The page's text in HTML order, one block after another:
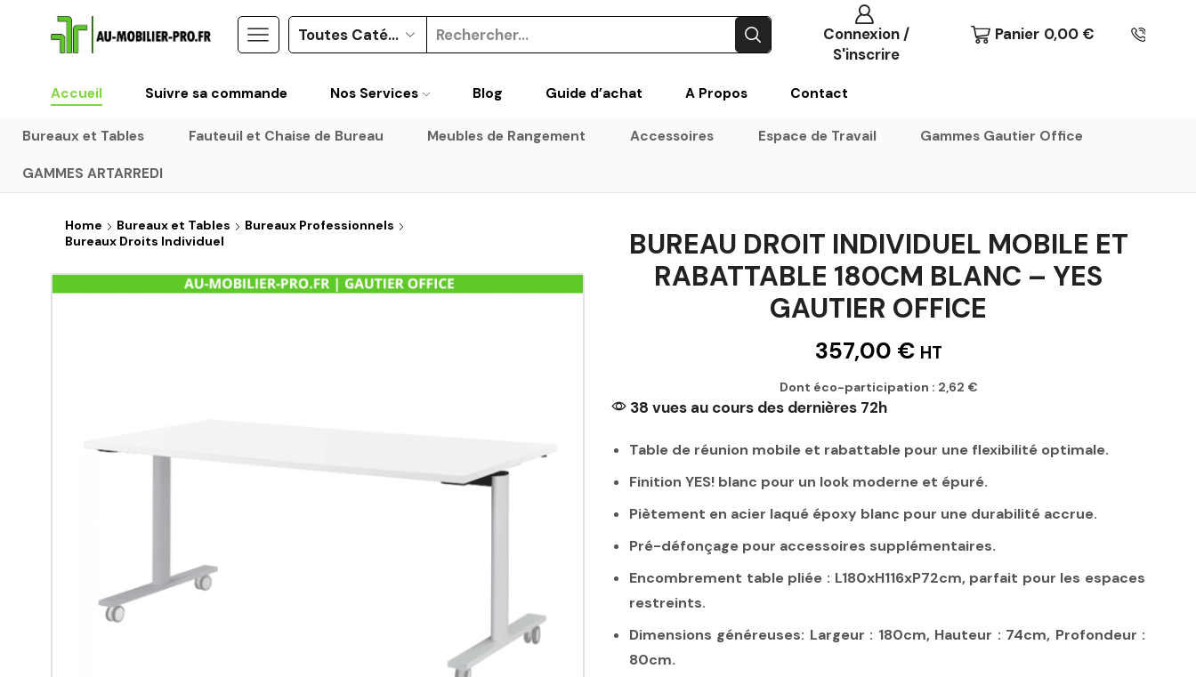
Connexion /
S'inscrire
Panier 0,00 €
Accueil Suivre sa commande Nos Services Blog Guide d’achat A Propos Contact
Bureaux et Tables Fauteuil et Chaise de Bureau Meubles de Rangement Accessoires Espace de Travail Gammes Gautier Office
GAMMES ARTARREDI
Home Bureaux et Tables
Bureaux Professionnels
Bureaux Droits Individuel
BUREAU DROIT INDIVIDUEL MOBILE ET
RABATTABLE 180CM BLANC – YES
GAUTIER OFFICE
357,00 € HT
Dont éco-participation : 2,62 €
38 vues au cours des dernières 72h
Table de réunion mobile et rabattable pour une flexibilité optimale.
Finition YES! blanc pour un look moderne et épuré.
Piètement en acier laqué époxy blanc pour une durabilité accrue.
Pré-défonçage pour accessoires supplémentaires.
Encombrement table pliée : L180xH116xP72cm, parfait pour les espaces
restreints.
Dimensions généreuses: Largeur : 180cm, Hauteur : 74cm, Profondeur :
80cm.